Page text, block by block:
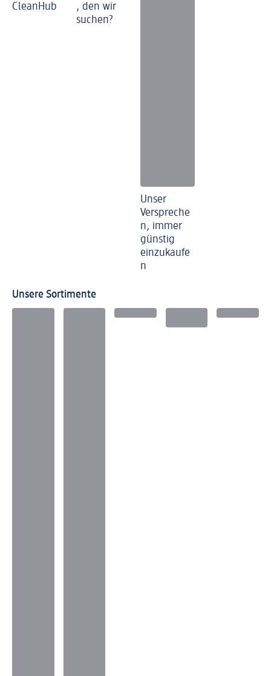
CleanHub
, den wir
suchen?
Unser
Verspreche
n, immer
günstig
einzukaufe
n
Unsere Sortimente